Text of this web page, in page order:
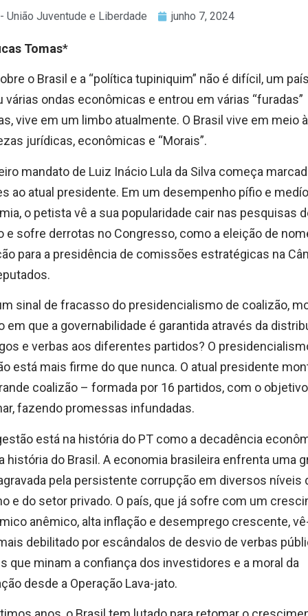
União Juventude e Liberdade junho 7, 2024
Tomas*
o Brasil e a “política tupiniquim” não é difícil, um
várias ondas econômicas e entrou em várias “furadas”
vive em um limbo atualmente. O Brasil vive em meio
jurídicas, econômicas e “Morais”.
mandato de Luiz Inácio Lula da Silva começa
ao atual presidente. Em um desempenho pífio e
o petista vê a sua popularidade cair nas pesquisas
e sofre derrotas no Congresso, como a eleição de
para a presidência de comissões estratégicas na
sinal de fracasso do presidencialismo de coalizão,
em que a governabilidade é garantida através da
e verbas aos diferentes partidos? O
está mais firme do que nunca. O atual presidente
coalizão – formada por 16 partidos, com o
fazendo promessas infundadas.
está na história do PT como a decadência
história do Brasil. A economia brasileira enfrenta uma
pela persistente corrupção em diversos níveis
e do setor privado. O país, que já sofre com um
anêmico, alta inflação e desemprego crescente,
debilitado por escândalos de desvio de verbas
que minam a confiança dos investidores e a moral da
desde a Operação Lava-jato.